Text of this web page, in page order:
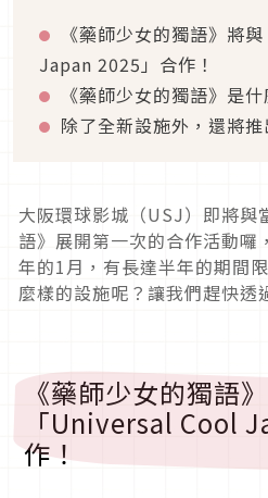
《藥師少女的獨語》將與
Japan 2025 」合作！
《藥師少女的獨語》是
除了全新設施外，還將
大阪環球影城（USJ）即將與
語》展開第一次的合作活動囉
年的1月，有長達半年的期間
麼樣的設施呢？讓我們趕快透
《藥師少女的獨語
「Universal Cool
作！